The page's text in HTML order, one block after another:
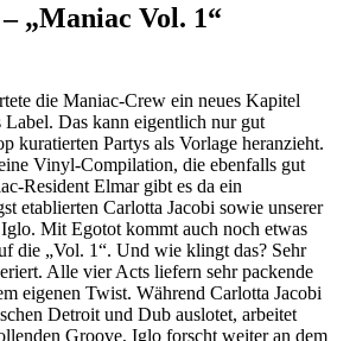
„Maniac Vol. 1“
die Maniac-Crew ein neues Kapitel
Label. Das kann eigentlich nur gut
kuratierten Partys als Vorlage heranzieht.
Vinyl-Compilation, die ebenfalls gut
Resident Elmar gibt es da ein
etablierten Carlotta Jacobi sowie unserer
Mit Egotot kommt auch noch etwas
die „Vol. 1“. Und wie klingt das? Sehr
Alle vier Acts liefern sehr packende
eigenen Twist. Während Carlotta Jacobi
Detroit und Dub auslotet, arbeitet
Groove, Iglo forscht weiter an dem